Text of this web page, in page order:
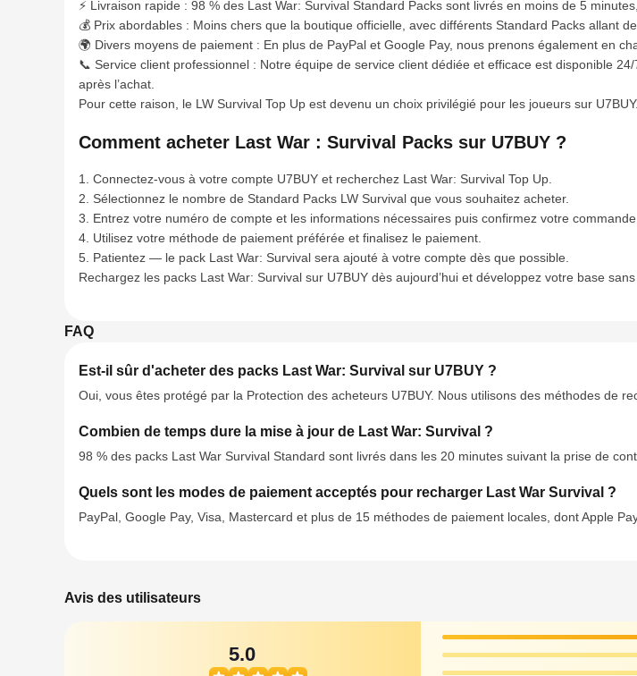
⚡ Livraison rapide : 98 % des Last War: Survival Standard Packs sont livrés en moins de 5
💰 Prix abordables : Moins chers que la boutique officielle, avec différents Standard Packs allant
🌍 Divers moyens de paiement : En plus de PayPal et Google Pay, nous prenons également en
📞 Service client professionnel : Notre équipe de service client dédiée et efficace est disponible
après l’achat.
Pour cette raison, le LW Survival Top Up est devenu un choix privilégié pour les joueurs sur U7BUY.
Comment acheter Last War : Survival Packs sur U7BUY ?
1. Connectez-vous à votre compte U7BUY et recherchez Last War: Survival Top Up.
2. Sélectionnez le nombre de Standard Packs LW Survival que vous souhaitez acheter.
3. Entrez votre numéro de compte et les informations nécessaires puis confirmez votre commande.
4. Utilisez votre méthode de paiement préférée et finalisez le paiement.
5. Patientez — le pack Last War: Survival sera ajouté à votre compte dès que possible.
Rechargez les packs Last War: Survival sur U7BUY dès aujourd’hui et développez votre base sans
FAQ
Est-il sûr d'acheter des packs Last War: Survival sur U7BUY ?
Oui, vous êtes protégé par la Protection des acheteurs U7BUY. Nous utilisons des méthodes de
Combien de temps dure la mise à jour de Last War: Survival ?
98 % des packs Last War Survival Standard sont livrés dans les 20 minutes suivant la prise de
Quels sont les modes de paiement acceptés pour recharger Last War Survival ?
PayPal, Google Pay, Visa, Mastercard et plus de 15 méthodes de paiement locales, dont Apple
Avis des utilisateurs
5.0